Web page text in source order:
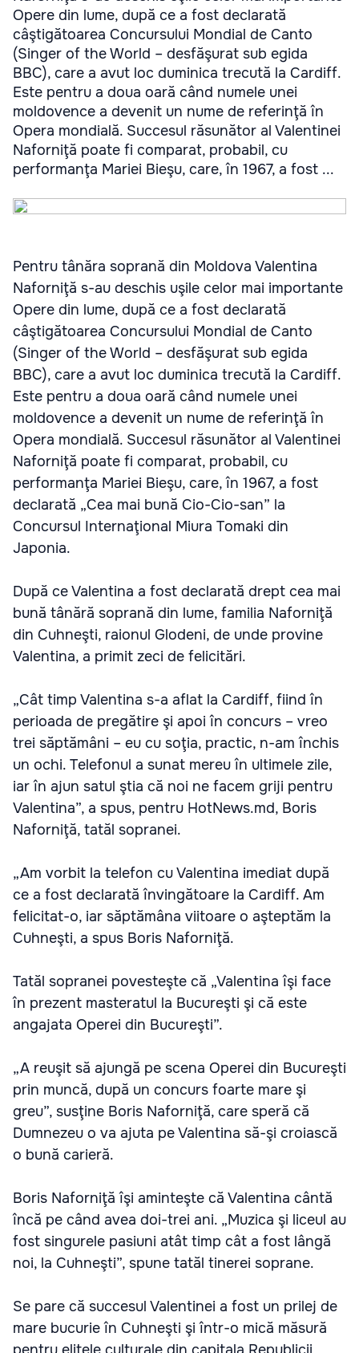
Opere din lume, după ce a fost declarată
câştigătoarea Concursului Mondial de Canto
(Singer of the World – desfăşurat sub egida
BBC), care a avut loc duminica trecută la Cardiff.
Este pentru a doua oară când numele unei
moldovence a devenit un nume de referinţă în
Opera mondială. Succesul răsunător al Valentinei
Naforniţă poate fi comparat, probabil, cu
performanţa Mariei Bieşu, care, în 1967, a fost ...
Pentru tânăra soprană din Moldova Valentina
Naforniţă s-au deschis uşile celor mai importante
Opere din lume, după ce a fost declarată
câştigătoarea Concursului Mondial de Canto
(Singer of the World – desfăşurat sub egida
BBC), care a avut loc duminica trecută la Cardiff.
Este pentru a doua oară când numele unei
moldovence a devenit un nume de referinţă în
Opera mondială. Succesul răsunător al Valentinei
Naforniţă poate fi comparat, probabil, cu
performanţa Mariei Bieşu, care, în 1967, a fost
declarată „Cea mai bună Cio-Cio-san” la
Concursul Internaţional Miura Tomaki din
Japonia.
După ce Valentina a fost declarată drept cea mai
bună tânără soprană din lume, familia Naforniţă
din Cuhneşti, raionul Glodeni, de unde provine
Valentina, a primit zeci de felicitări.
„Cât timp Valentina s-a aflat la Cardiff, fiind în
perioada de pregătire şi apoi în concurs – vreo
trei săptămâni – eu cu soţia, practic, n-am închis
un ochi. Telefonul a sunat mereu în ultimele zile,
iar în ajun satul ştia că noi ne facem griji pentru
Valentina”, a spus, pentru HotNews.md, Boris
Naforniţă, tatăl sopranei.
„Am vorbit la telefon cu Valentina imediat după
ce a fost declarată învingătoare la Cardiff. Am
felicitat-o, iar săptămâna viitoare o aşteptăm la
Cuhneşti, a spus Boris Naforniţă.
Tatăl sopranei povesteşte că „Valentina îşi face
în prezent masteratul la Bucureşti şi că este
angajata Operei din Bucureşti”.
„A reuşit să ajungă pe scena Operei din Bucureşti
prin muncă, după un concurs foarte mare şi
greu”, susţine Boris Naforniţă, care speră că
Dumnezeu o va ajuta pe Valentina să-şi croiască
o bună carieră.
Boris Naforniţă îşi aminteşte că Valentina cântă
încă pe când avea doi-trei ani. „Muzica şi liceul au
fost singurele pasiuni atât timp cât a fost lângă
noi, la Cuhneşti”, spune tatăl tinerei soprane.
Se pare că succesul Valentinei a fost un prilej de
mare bucurie în Cuhneşti şi într-o mică măsură